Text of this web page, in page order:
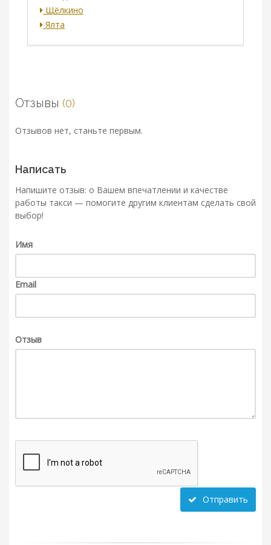
Щёлкино
Ялта
Отзывы (0)
Отзывов нет, станьте первым.
Написать
Напишите отзыв: о Вашем впечатлении и качестве
работы такси — помогите другим клиентам сделать свой
выбор!
Имя
Email
Отзыв
Отправить